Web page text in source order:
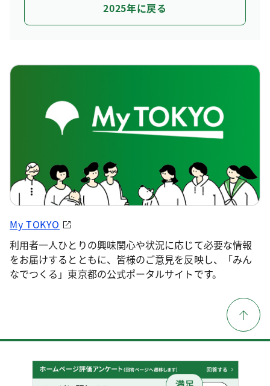
2025年に戻る
My TOKYO
利用者一人ひとりの興味関心や状況に応じて必要な情報
をお届けするとともに、皆様のご意見を反映し、「みん
なでつくる」東京都の公式ポータルサイトです。